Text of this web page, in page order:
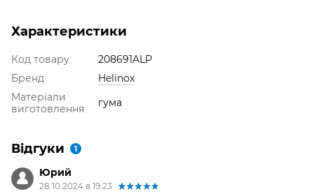
Характеристики
Код товару
208691ALP
Бренд
Helinox
Матеріали
виготовлення
гума
Відгуки 1
Юрий
28.10.2024 в 19:23